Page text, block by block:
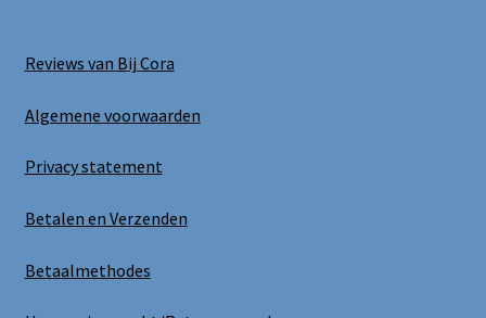
Reviews van Bij Cora
Algemene voorwaarden
Privacy statement
Betalen en Verzenden
Betaalmethodes